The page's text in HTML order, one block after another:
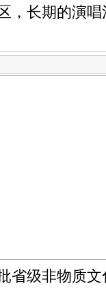
，长期的演
级非物质文